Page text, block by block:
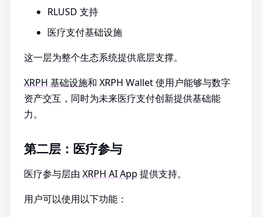
RLUSD 支持
医疗支付基础设施
这一层为整个生态系统提供底层支撑。
XRPH 基础设施和 XRPH Wallet 使用户能够与数字
资产交互，同时为未来医疗支付创新提供基础能
力。
第二层：医疗参与
医疗参与层由 XRPH AI App 提供支持。
用户可以使用以下功能：